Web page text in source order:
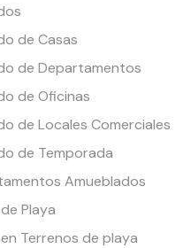
de Casas
de Departamentos
de Oficinas
de Locales Comerciales
de Temporada
Amueblados
Playa
Terrenos de playa